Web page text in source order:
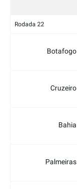
Rodada 22
Botafogo
Cruzeiro
Bahia
Palmeiras